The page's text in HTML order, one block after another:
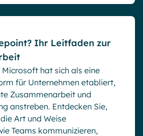
Ihr Leitfaden zur
hat sich als eine
für Unternehmen etabliert,
Zusammenarbeit und
anstreben. Entdecken Sie,
Art und Weise
Teams kommunizieren,